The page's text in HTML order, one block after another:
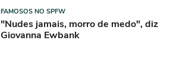
FAMOSOS NO SPFW
"Nudes jamais, morro de medo", diz
Giovanna Ewbank